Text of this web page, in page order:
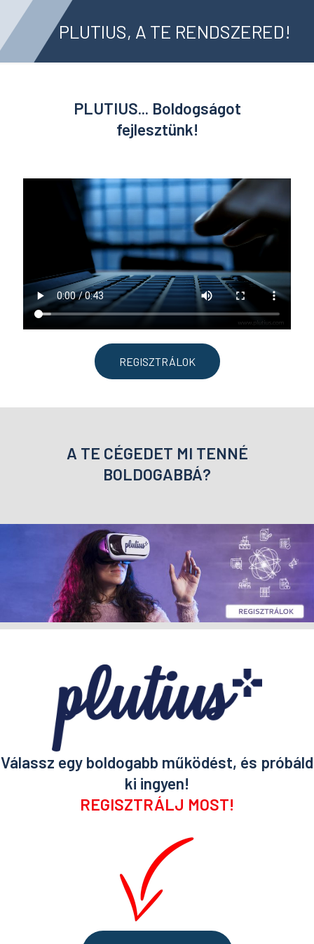
PLUTIUS, A TE RENDSZERED!
PLUTIUS... Boldogságot
fejlesztünk!
REGISZTRÁLOK
A TE CÉGEDET MI TENNÉ
BOLDOGABBÁ?
Válassz egy boldogabb működést, és próbáld
ki ingyen!
REGISZTRÁLJ MOST!